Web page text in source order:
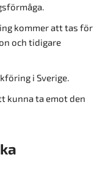
kommer att tas för
och tidigare
i Sverige.
kunna ta emot den